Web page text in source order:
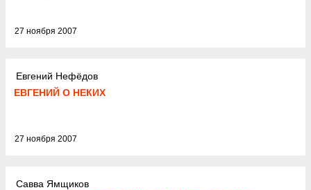
27 ноября 2007
Евгений Нефёдов
ЕВГЕНИЙ О НЕКИХ
27 ноября 2007
Савва Ямщиков